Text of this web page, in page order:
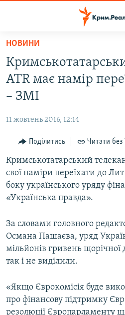
Перейти
основного
матеріалу
Перейти
основної
Перейти
пошуку
ВОДА.КРИМ
ВІДЕО ТА ФОТО
БЛОГИ
ПОГЛЯД
ІНТЕРВ'Ю
ВСЕ ЗА ДЕНЬ
СПЕЦПРОЕКТИ
ВІДЕОУРОКИ «ELIFBE»
СВІДЧЕННЯ ОКУПАЦІЇ
ІНФОГРАФІКА
Русский
Qırımtatar
ДОЛУЧАЙСЯ!
НОВИНИ
ATR має намір
– ЗМІ
11 жовтень 2016, 12:14
Поділитись Читати без
Кримськотатарський
свої наміри переїхати до
боку українського уряду
«Українська правда».
За словами головного
Османа Пашаєва, уряд
мільйонів гривень
так і не виділили.
«Якщо Єврокомісія буде
про фінансову підтримку
резолюції Європарламенту